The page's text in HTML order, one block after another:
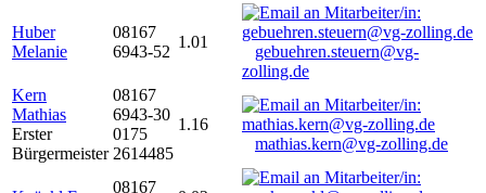
Huber
Melanie
08167
6943-52
1.01
gebuehren.steuern@vg-
zolling.de
Kern
Mathias
Erster
Bürgermeister
08167
6943-30
0175
2614485
1.16
mathias.kern@vg-zolling.de
08167